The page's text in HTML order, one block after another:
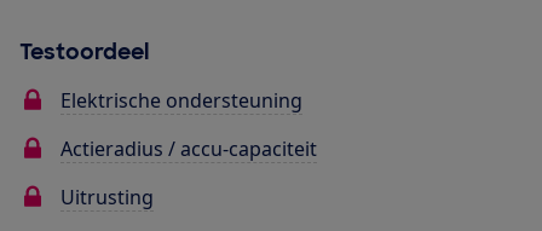
Testoordeel
Elektrische ondersteuning
Actieradius / accu-capaciteit
Uitrusting